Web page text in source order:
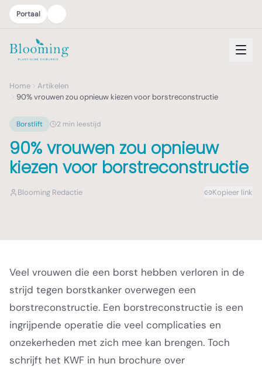
Portaal
Home
Artikelen
90% vrouwen zou opnieuw kiezen voor borstreconstructie
Borstlift 2 min leestijd
90% vrouwen zou opnieuw
kiezen voor borstreconstructie
Blooming Redactie Kopieer link
Veel vrouwen die een borst hebben verloren in de
strijd tegen borstkanker overwegen een
borstreconstructie. Een borstreconstructie is een
ingrijpende operatie die veel complicaties en
onzekerheden met zich mee kan brengen. Toch
schrijft het KWF in hun brochure over